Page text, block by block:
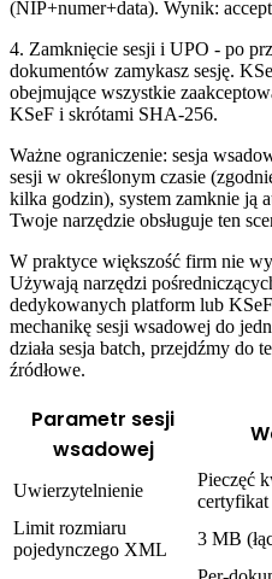
(NIP+numer+data). Wynik:
4. Zamknięcie sesji i UPO - po
dokumentów zamykasz sesję.
obejmujące wszystkie
KSeF i skrótami SHA-256.
Ważne ograniczenie: sesja
sesji w określonym czasie
kilka godzin), system zamknie ją
Twoje narzędzie obsługuje ten
W praktyce większość firm nie
Używają narzędzi
dedykowanych platform lub
mechanikę sesji wsadowej do
działa sesja batch, przejdźmy do
źródłowe.
Parametr sesji
wsadowej
Uwierzytelnienie
Pieczęć
certyfikat
Limit rozmiaru
pojedynczego XML
3 MB